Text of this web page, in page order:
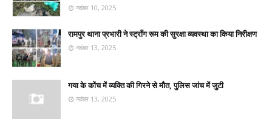
नवंबर 10, 2025
रामपुर थाना प्रभारी ने स्ट्रॉंग रूम की सुरक्षा व्यवस्था का किया निरीक्षण
नवंबर 13, 2025
गया के कोंच में व्यक्ति की गिरने से मौत, पुलिस जांच में जुटी
नवंबर 13, 2025